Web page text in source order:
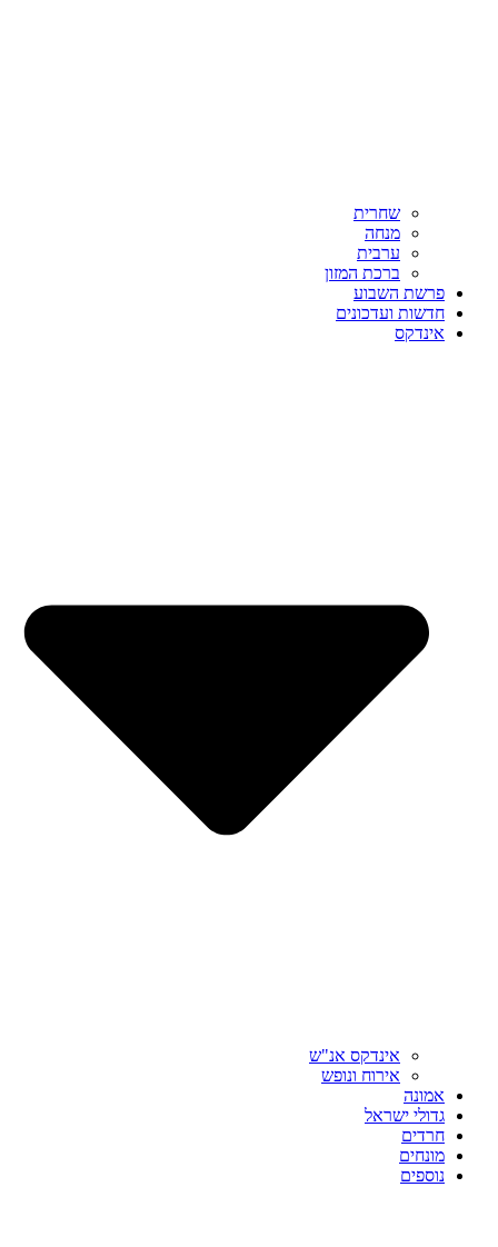
שחרית
מנחה
ערבית
ברכת המזון
פרשת השבוע
חדשות ועדכונים
אינדקס
אינדקס אנ"ש
אירוח ונופש
אמונה
גדולי ישראל
חרדים
מונחים
נוספים